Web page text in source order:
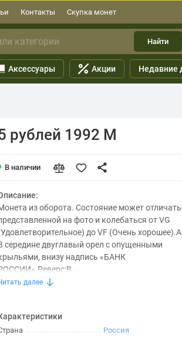
Контакты Скупка монет
Найти
Аксессуары Акции Недавние
рублей 1992 М
В наличии
из оборота. Состояние может
на фото и колебаться от VG
до VF (Очень
середине двуглавый орел с опущенными
внизу надпись «БАНК
далее
Россия